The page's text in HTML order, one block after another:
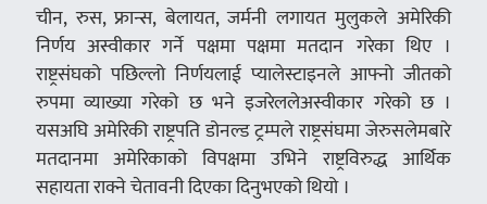
चीन, रुस, फ्रान्स, बेलायत, जर्मनी लगायत मुलुकले अमेरिकी
निर्णय अस्वीकार गर्ने पक्षमा पक्षमा मतदान गरेका थिए ।
राष्ट्रसंघको पछिल्लो निर्णयलाई प्यालेस्टाइनले आफ्नो जीतको
रुपमा व्याख्या गरेको छ भने इजरेललेअस्वीकार गरेको छ ।
यसअघि अमेरिकी राष्ट्रपति डोनल्ड ट्रम्पले राष्ट्रसंघमा जेरुसलेमबारे
मतदानमा अमेरिकाको विपक्षमा उभिने राष्ट्रविरुद्ध आर्थिक
सहायता राक्ने चेतावनी दिएका दिनुभएको थियो ।